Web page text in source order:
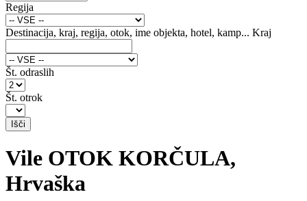
Regija
Destinacija, kraj, regija, otok, ime objekta, hotel, kamp... Kraj
Št. odraslih
Št. otrok
Vile OTOK KORČULA,
Hrvaška